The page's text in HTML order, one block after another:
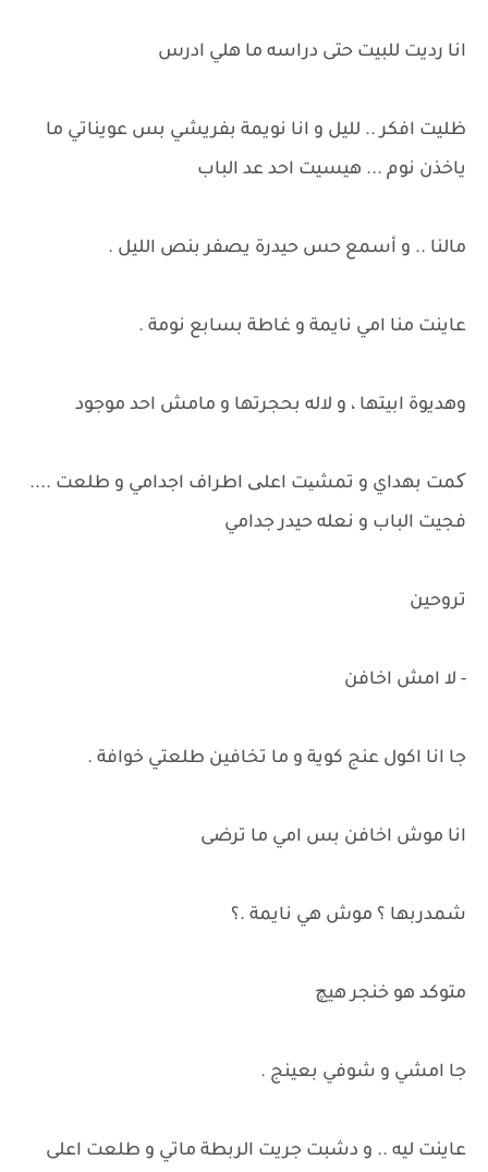
انا رديت للبيت حتى دراسه ما هلي ادرس
ظليت افكر .. لليل و انا نويمة بفريشي بس عويناتي ما
ياخذن نوم ... هيسيت احد عد الباب
مالنا .. و أسمع حس حيدرة يصفر بنص الليل .
عاينت منا امي نايمة و غاطة بسابع نومة .
وهديوة ابيتها ، و لاله بحجرتها و مامش احد موجود
کمت بهداي و تمشیت اعلی اطراف اجدامي و طلعت ....
فجيت الباب و نعله حيدر جدامي
تروحين
- لا امش اخافن
جا انا اكول عنج كوية و ما تخافين طلعتي خوافة .
انا موش اخافن بس امي ما ترضى
شمدربها ؟ موش هي نايمة .؟
متوكد هو خنجر هيچ
جا امشي و شوفي بعينج .
عاينت ليه .. و دشبت جريت الربطة ماتي و طلعت اعلى